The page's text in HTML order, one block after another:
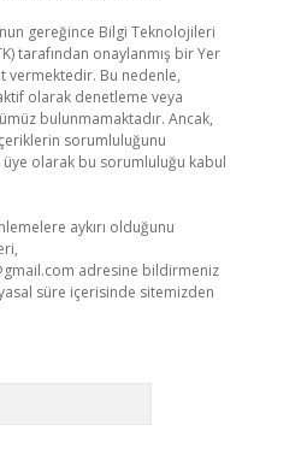
gereğince Bilgi Teknolojileri
tarafından onaylanmış bir Yer
vermektedir. Bu nedenle,
olarak denetleme veya
bulunmamaktadır. Ancak,
sorumluluğunu
üye olarak bu sorumluluğu kabul
aykırı olduğunu
adresine bildirmeniz
süre içerisinde sitemizden